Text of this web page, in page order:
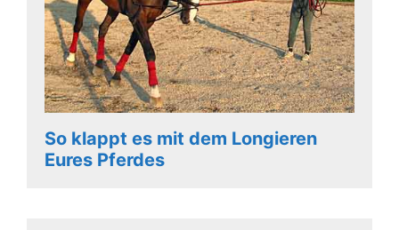
So klappt es mit dem Longieren
Eures Pferdes